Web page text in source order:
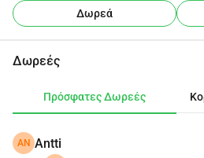
βίντεο. Το AI ντουμπλάρισμα
κοστίζει τουλάχιστον 750/έτος.
Δωρεά
Δωρεές
Πρόσφατες Δωρεές
AN Antti